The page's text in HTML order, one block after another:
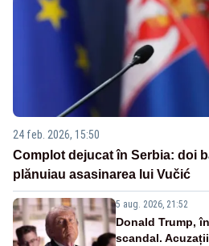
24 feb. 2026, 15:50
Complot dejucat în Serbia: doi
plănuiau asasinarea lui Vučić
5 aug. 2026, 21:52
Donald Trump,
scandal.